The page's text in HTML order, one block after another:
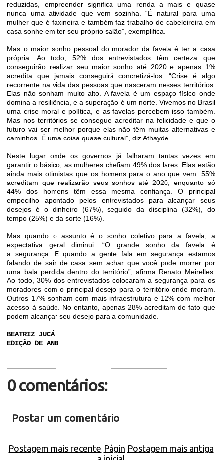
reduzidas, empreender significa uma renda a mais e quase
nunca uma atividade que vem sozinha. “É natural para uma
mulher que é faxineira e também faz trabalho de cabeleireira em
casa sonhe em ter seu próprio salão”, exemplifica.
Mas o maior sonho pessoal do morador da favela é ter a casa
própria. Ao todo, 52% dos entrevistados têm certeza que
conseguirão realizar seu maior sonho até 2020 e apenas 1%
acredita que jamais conseguirá concretizá-los. “Crise é algo
recorrente na vida das pessoas que nasceram nesses territórios.
Elas não sonham muito alto. A favela é um espaço físico onde
domina a resiliência, e a superação é um norte. Vivemos no Brasil
uma crise moral e política, e as favelas percebem isso também.
Mas nos territórios se consegue acreditar na felicidade e que o
futuro vai ser melhor porque elas não têm muitas alternativas e
caminhos. É uma coisa quase cultural”, diz Athayde.
Neste lugar onde os governos já falharam tantas vezes em
garantir o básico, as mulheres chefiam 49% dos lares. Elas estão
ainda mais otimistas que os homens para o ano que vem: 55%
acreditam que realizarão seus sonhos até 2020, enquanto só
44% dos homens têm essa mesma confiança. O principal
empecilho apontado pelos entrevistados para alcançar seus
desejos é o dinheiro (67%), seguido da disciplina (32%), do
tempo (25%) e da sorte (16%).
Mas quando o assunto é o sonho coletivo para a favela, a
expectativa geral diminui. “O grande sonho da favela é
a segurança. E quando a gente fala em segurança estamos
falando de sair de casa sem achar que você pode morrer por
uma bala perdida dentro do território”, afirma Renato Meirelles.
Ao todo, 30% dos entrevistados colocaram a segurança para os
moradores com o principal desejo para o território onde moram.
Outros 17% sonham com mais infraestrutura e 12% com melhor
acesso à saúde. No entanto, apenas 28% acreditam de fato que
podem alcançar seu desejo para a comunidade.
BEATRIZ JUCÁ
EDIÇÃO DE ANB
0 comentários:
Postar um comentário
Postagem mais recente Postagem mais antiga
Págin